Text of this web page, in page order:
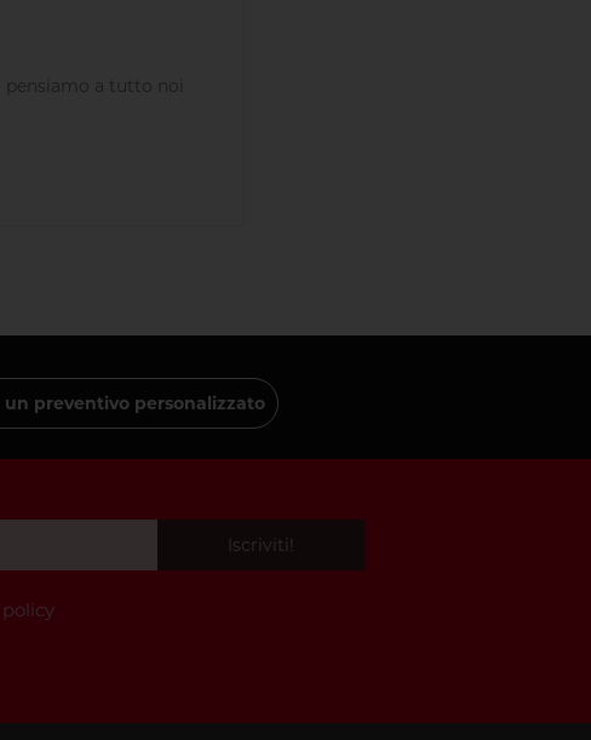
pensiamo a tutto noi
un preventivo personalizzato
Iscriviti!